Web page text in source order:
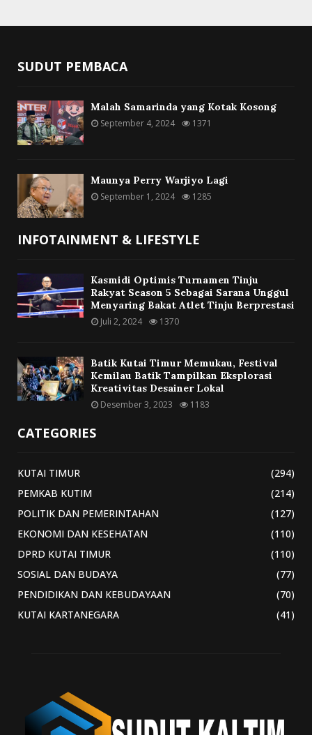
SUDUT PEMBACA
Malah Samarinda yang Kotak Kosong
September 4, 2024 1371
Maunya Perry Warjiyo Lagi
September 1, 2024 1285
INFOTAINMENT & LIFESTYLE
Kasmidi Optimis Turnamen Tinju
Rakyat Season 5 Sebagai Sarana Unggul
Menyaring Bakat Atlet Tinju Berprestasi
Juli 2, 2024 1370
Batik Kutai Timur Memukau, Festival
Kemilau Batik Tampilkan Eksplorasi
Kreativitas Desainer Lokal
Desember 3, 2023 1183
CATEGORIES
KUTAI TIMUR
(294)
PEMKAB KUTIM
(214)
POLITIK DAN PEMERINTAHAN
(127)
EKONOMI DAN KESEHATAN
(110)
DPRD KUTAI TIMUR
(110)
SOSIAL DAN BUDAYA
(77)
PENDIDIKAN DAN KEBUDAYAAN
(70)
KUTAI KARTANEGARA
(41)